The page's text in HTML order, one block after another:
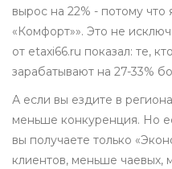
вырос на 22% - потому что
«Комфорт»». Это не
от etaxi66.ru показал: те,
зарабатывают на 27-33%
А если вы ездите в
меньше конкуренция. Но
вы получаете только
клиентов, меньше чаевых,